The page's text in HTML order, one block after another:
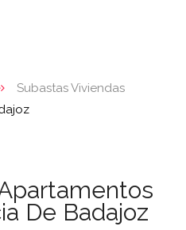
Subastas Viviendas
De Badajoz